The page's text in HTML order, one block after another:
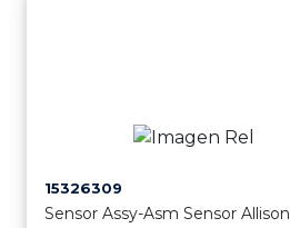
15326309
Sensor Assy-Asm Sensor Allison